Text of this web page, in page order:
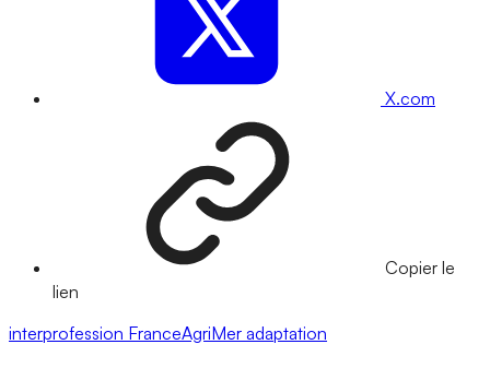
X.com
Copier le
lien
interprofession FranceAgriMer adaptation